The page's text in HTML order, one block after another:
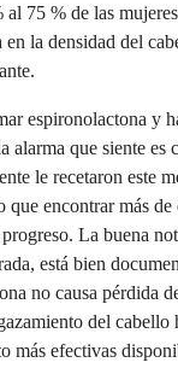
75 % de las
la densidad del
espironolactona y
alarma que siente es
le recetaron este
encontrar más de
La buena
está bien
no causa pérdida
del cabello
más efectivas